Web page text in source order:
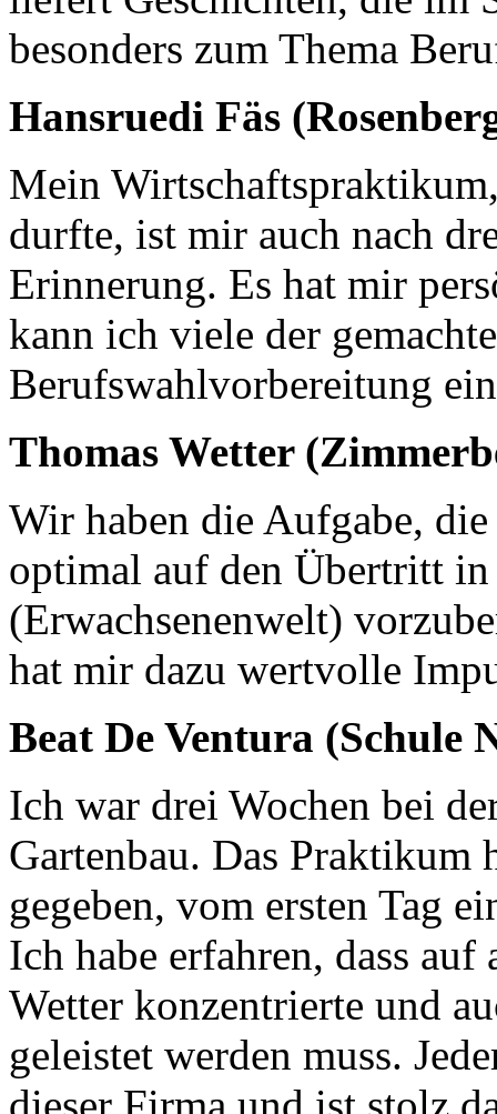
besonders zum Thema
Hansruedi Fäs
Mein
durfte, ist mir auch nach
Erinnerung. Es hat mir
kann ich viele der
Berufswahlvorbereitung
Thomas Wetter
Wir haben die Aufgabe,
optimal auf den Übertritt
(Erwachsenenwelt)
hat mir dazu wertvolle
Beat De Ventura (Schule
Ich war drei Wochen bei
Gartenbau. Das
gegeben, vom ersten Tag
Ich habe erfahren, dass
Wetter konzentrierte und
geleistet werden muss.
dieser Firma und ist stolz